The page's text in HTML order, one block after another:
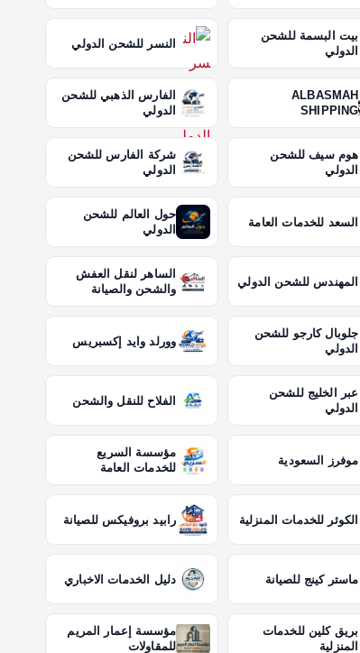
بيت البسمة للشحن
الدولي
النسر للشحن الدولي
ALBASMAH
SHIPPING
الفارس الذهبي للشحن
الدولي
هوم سيف للشحن
الدولي
شركة الفارس للشحن
الدولي
السعد للخدمات العامة
حول العالم للشحن
الدولي
المهندس للشحن الدولي
الساهر لنقل العفش
والشحن والصيانة
جلوبال كارجو للشحن
الدولي
وورلد وايد إكسبريس
عبر الخليج للشحن
الدولي
الفلاح للنقل والشحن
موفرز السعودية
مؤسسة السريع
للخدمات العامة
الكوثر للخدمات المنزلية رابيد بروفيكس للصيانة
ماستر كينج للصيانة دليل الخدمات الاخباري
بريق كلين للخدمات
المنزلية
مؤسسة إعمار المريم
للمقاولات